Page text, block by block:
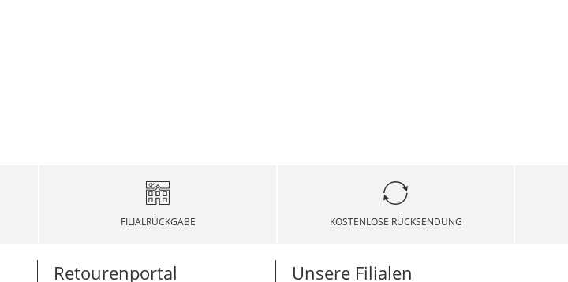
FILIALRÜCKGABE KOSTENLOSE RÜCKSENDUNG
Retourenportal Unsere Filialen